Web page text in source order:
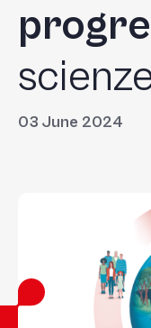
03 June 2024